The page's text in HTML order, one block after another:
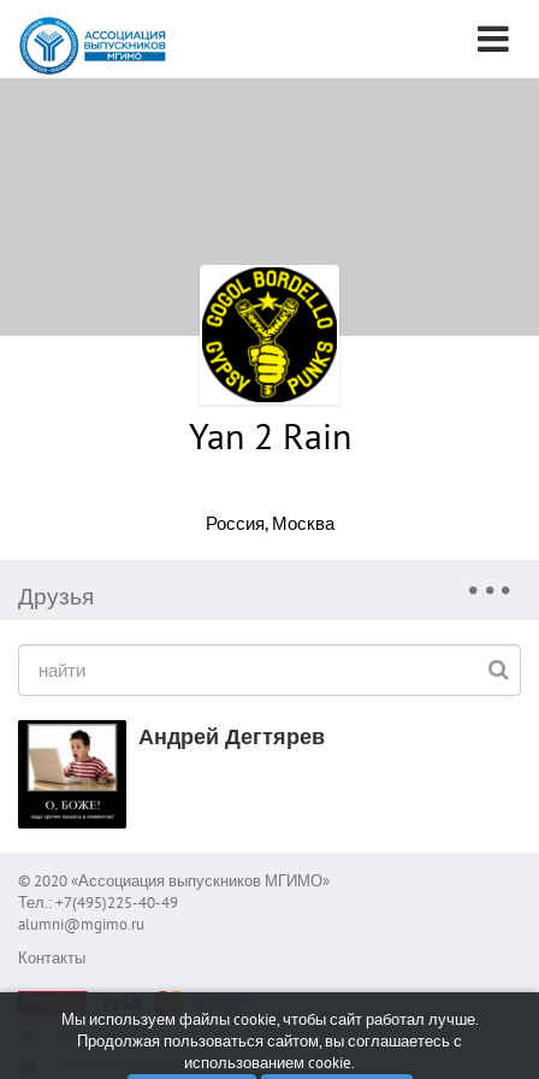
Yan 2 Rain
Россия, Москва
Друзья
Андрей Дегтярев
© 2020 «Ассоциация выпускников МГИМО»
Тел.: +7(495)225-40-49
alumni@mgimo.ru
Контакты
Сообщить об ошибке
Мы используем файлы cookie, чтобы сайт работал лучше.
Продолжая пользоваться сайтом, вы соглашаетесь с
использованием cookie.